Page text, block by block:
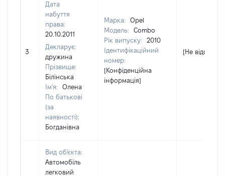
3
Дата
набуття
права:
20.10.2011
Декларує:
дружина
Прізвище:
Білінська
Ім'я:
Олена
По батькові
(за
наявності):
Богданівна
Марка:
Opel
Модель:
Combo
Рік випуску:
2010
Ідентифікаційний
номер:
[Конфіденційна
інформація]
[Не відомо]
Вид об'єкта:
Автомобіль
легковий